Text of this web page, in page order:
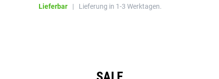
Lieferbar | Lieferung in 1-3 Werktagen.